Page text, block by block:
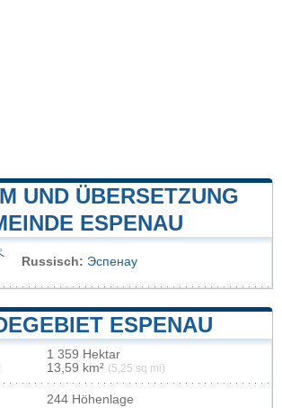
UND ÜBERSETZUNG
ESPENAU
Russisch: Эспенау
ESPENAU
1 359 Hektar
13,59 km² (5,25 sq mi)
244 Höhenlage